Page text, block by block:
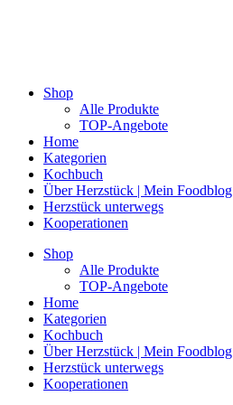
Shop
Alle Produkte
TOP-Angebote
Home
Kategorien
Kochbuch
Über Herzstück | Mein Foodblog
Herzstück unterwegs
Kooperationen
Shop
Alle Produkte
TOP-Angebote
Home
Kategorien
Kochbuch
Über Herzstück | Mein Foodblog
Herzstück unterwegs
Kooperationen